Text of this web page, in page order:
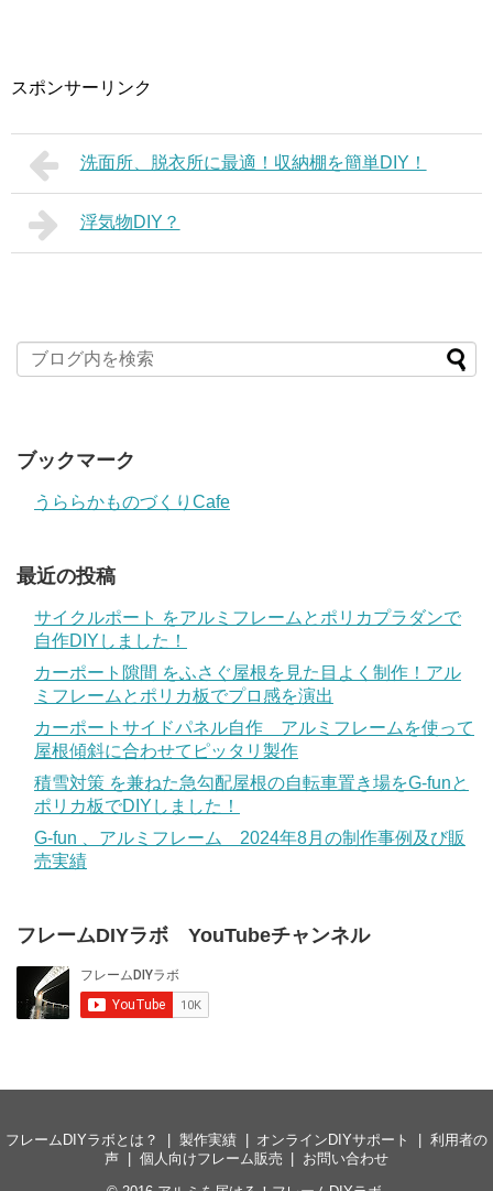
スポンサーリンク
洗面所、脱衣所に最適！収納棚を簡単DIY！
浮気物DIY？
ブックマーク
うららかものづくりCafe
最近の投稿
サイクルポート をアルミフレームとポリカプラダンで
自作DIYしました！
カーポート隙間 をふさぐ屋根を見た目よく制作！アル
ミフレームとポリカ板でプロ感を演出
カーポートサイドパネル自作 アルミフレームを使って
屋根傾斜に合わせてピッタリ製作
積雪対策 を兼ねた急勾配屋根の自転車置き場をG-funと
ポリカ板でDIYしました！
G-fun 、アルミフレーム 2024年8月の制作事例及び販
売実績
フレームDIYラボ YouTubeチャンネル
フレームDIYラボとは？ 製作実績 オンラインDIYサポート
利用者の
声
個人向けフレーム販売
お問い合わせ